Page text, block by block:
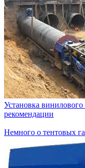
Установка
рекомендации
Немного о тентовых